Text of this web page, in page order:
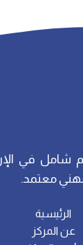
شامل في
معتمد.
الرئيسية
عن المركز